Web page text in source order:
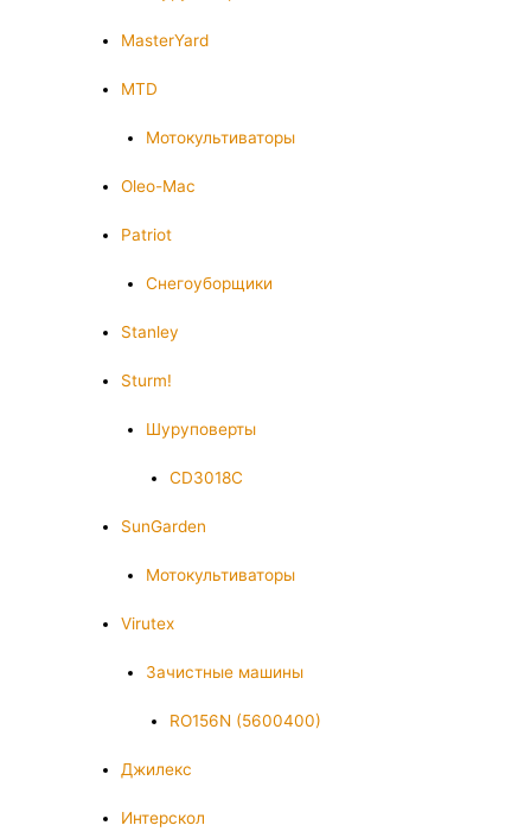
MasterYard
MTD
Мотокультиваторы
Oleo-Mac
Patriot
Снегоуборщики
Stanley
Sturm!
Шуруповерты
CD3018C
SunGarden
Мотокультиваторы
Virutex
Зачистные машины
RO156N (5600400)
Джилекс
Интерскол